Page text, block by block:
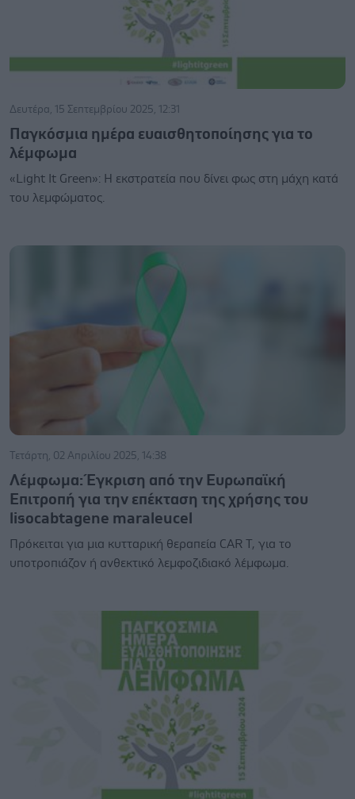
Δευτέρα, 15 Σεπτεμβρίου 2025, 12:31
Παγκόσμια ημέρα ευαισθητοποίησης για το
λέμφωμα
«Light It Green»: Η εκστρατεία που δίνει φως στη μάχη κατά
του λεμφώματος.
Τετάρτη, 02 Απριλίου 2025, 14:38
Λέμφωμα: Έγκριση από την Ευρωπαϊκή
Επιτροπή για την επέκταση της χρήσης του
lisocabtagene maraleucel
Πρόκειται για μια κυτταρική θεραπεία CAR T, για το
υποτροπιάζον ή ανθεκτικό λεμφοζιδιακό λέμφωμα.